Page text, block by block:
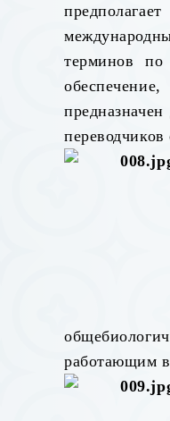
терминов по
работающим в